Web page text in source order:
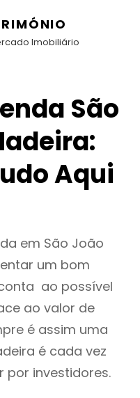
Imobiliário
São
Aqui
em São João
um bom
ao possível
ao valor de
é assim uma
é cada vez
por investidores.